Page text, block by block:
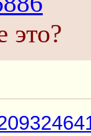
это?